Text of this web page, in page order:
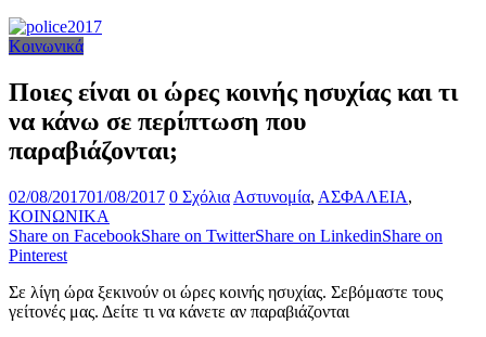
Κοινωνικά
Ποιες είναι οι ώρες κοινής ησυχίας και τι
να κάνω σε περίπτωση που
παραβιάζονται;
02/08/201701/08/2017 0 Σχόλια Αστυνομία, ΑΣΦΑΛΕΙΑ,
ΚΟΙΝΩΝΙΚΑ
Share on FacebookShare on TwitterShare on LinkedinShare on
Pinterest
Σε λίγη ώρα ξεκινούν οι ώρες κοινής ησυχίας. Σεβόμαστε τους
γείτονές μας. Δείτε τι να κάνετε αν παραβιάζονται